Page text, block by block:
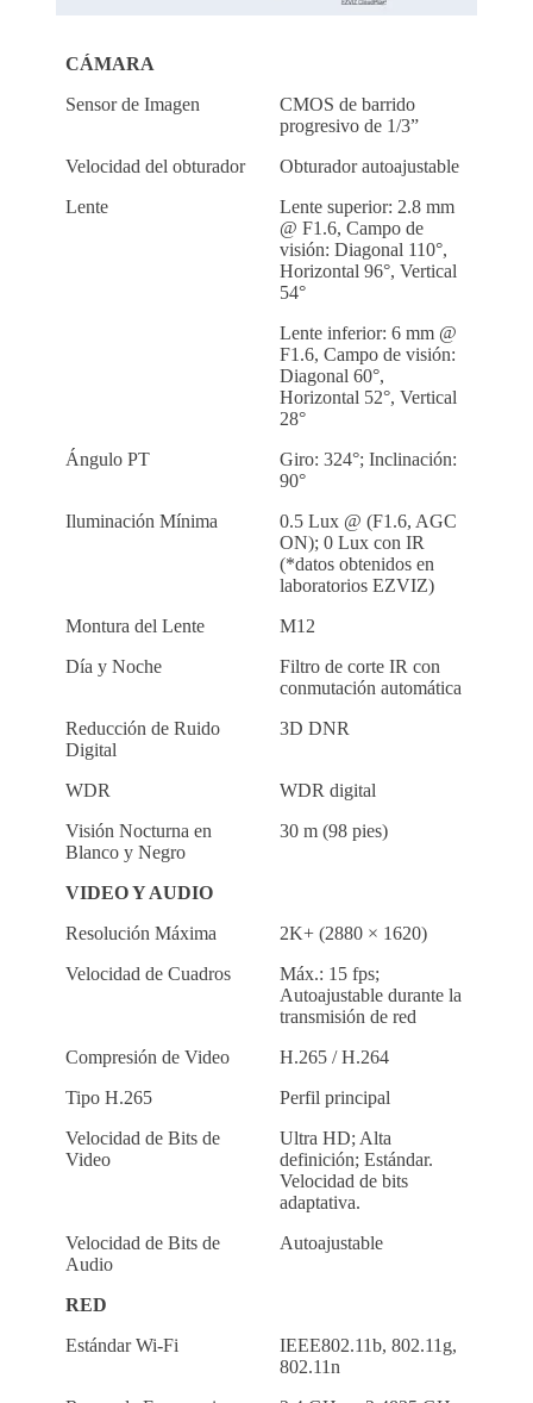
CÁMARA
Sensor de Imagen
CMOS de barrido
progresivo de 1/3”
Velocidad del obturador
Obturador autoajustable
Lente
Lente superior: 2.8 mm
@ F1.6, Campo de
visión: Diagonal 110°,
Horizontal 96°, Vertical
54°
Lente inferior: 6 mm @
F1.6, Campo de visión:
Diagonal 60°,
Horizontal 52°, Vertical
28°
Ángulo PT
Giro: 324°; Inclinación:
90°
Iluminación Mínima
0.5 Lux @ (F1.6, AGC
ON); 0 Lux con IR
(*datos obtenidos en
laboratorios EZVIZ)
Montura del Lente
M12
Día y Noche
Filtro de corte IR con
conmutación automática
Reducción de Ruido
Digital
3D DNR
WDR
WDR digital
Visión Nocturna en
Blanco y Negro
30 m (98 pies)
VIDEO Y AUDIO
Resolución Máxima
2K+ (2880 × 1620)
Velocidad de Cuadros
Máx.: 15 fps;
Autoajustable durante la
transmisión de red
Compresión de Video
H.265 / H.264
Tipo H.265
Perfil principal
Velocidad de Bits de
Video
Ultra HD; Alta
definición; Estándar.
Velocidad de bits
adaptativa.
Velocidad de Bits de
Audio
Autoajustable
RED
Estándar Wi-Fi
IEEE802.11b, 802.11g,
802.11n